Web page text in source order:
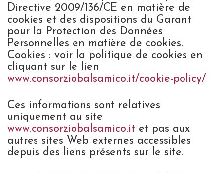
Directive 2009/136/CE en matière de
cookies et des dispositions du Garant
pour la Protection des Données
Personnelles en matière de cookies.
Cookies : voir la politique de cookies en
cliquant sur le lien
www.consorziobalsamico.it/cookie-policy/
Ces informations sont relatives
uniquement au site
www.consorziobalsamico.it et pas aux
autres sites Web externes accessibles
depuis des liens présents sur le site.